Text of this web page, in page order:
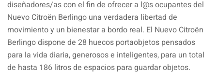
diseñadores/as con el fin de ofrecer a l@s ocupantes del
Nuevo Citroën Berlingo una verdadera libertad de
movimiento y un bienestar a bordo real. El Nuevo Citroën
Berlingo dispone de 28 huecos portaobjetos pensados
para la vida diaria, generosos e inteligentes, para un total
de hasta 186 litros de espacios para guardar objetos.